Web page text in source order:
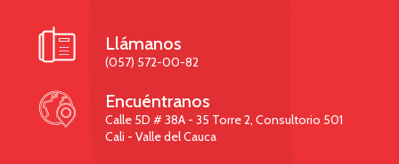
 Llámanos
(057) 572-00-82
 Encuéntranos
Calle 5D # 38A - 35 Torre 2, Consultorio 501
Cali - Valle del Cauca